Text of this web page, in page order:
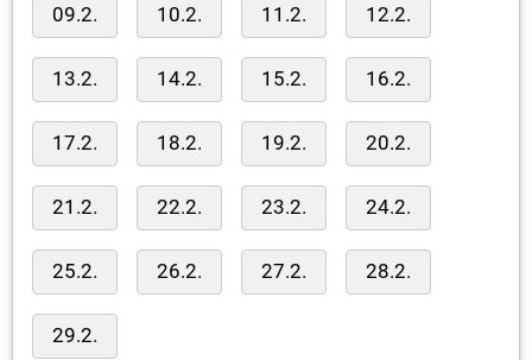
09.2. 10.2. 11.2. 12.2.
13.2. 14.2. 15.2. 16.2.
17.2. 18.2. 19.2. 20.2.
21.2. 22.2. 23.2. 24.2.
25.2. 26.2. 27.2. 28.2.
29.2.